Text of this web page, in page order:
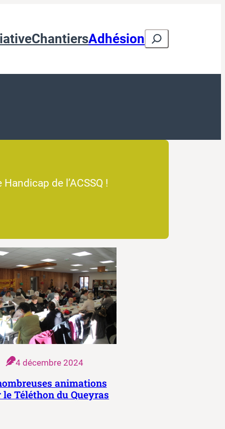
ChantiersAdhésion Search
de l’ACSSQ !
4 décembre 2024
animations
le Téléthon du Queyras